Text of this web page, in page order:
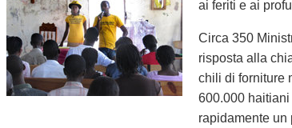
ai feriti e ai
Circa 350
risposta alla
chili di forniture
600.000
rapidamente un